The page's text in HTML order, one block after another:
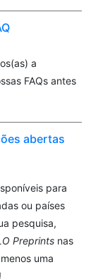
a
FAQs antes
abertas
para
ou países
pesquisa,
Preprints nas
uma